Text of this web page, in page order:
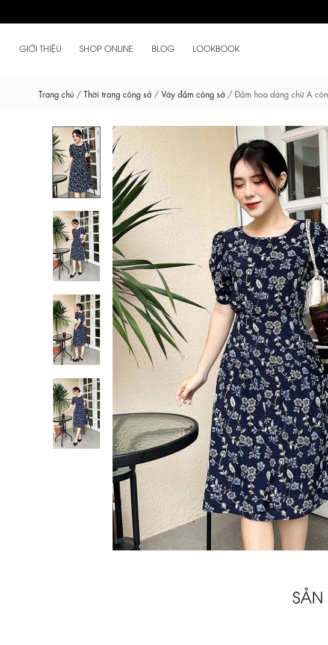
GIỚI THIỆU SHOP ONLINE BLOG LOOKBOOK
Trang chủ / Thời trang công sở / Váy đầm công sở / Đầm hoa dáng chữ A